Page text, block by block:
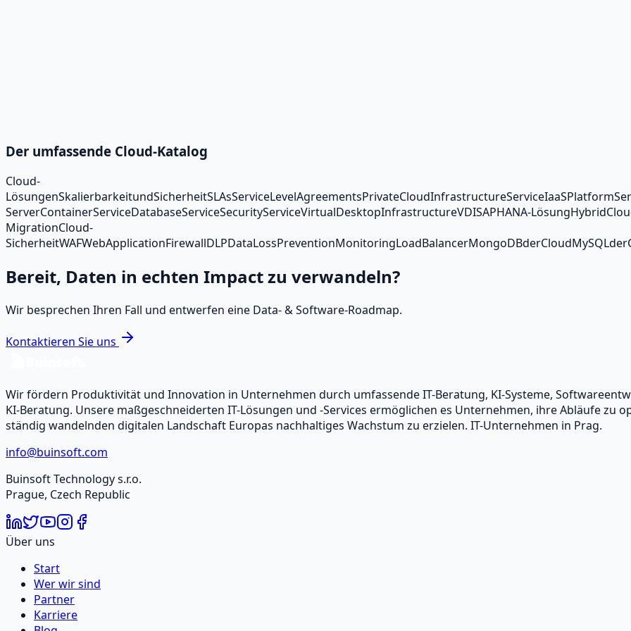
Der umfassende Cloud-Katalog
Cloud-
LösungenSkalierbarkeitundSicherheitSLAsServiceLevelAgreementsPrivateCloudInfrastructureServiceIaaSPlatform
ServerContainerServiceDatabaseServiceSecurityServiceVirtualDesktopInfrastructureVDISAPHANA-LösungHybrid
MigrationCloud-
SicherheitWAFWebApplicationFirewallDLPDataLossPreventionMonitoringLoadBalancerMongoDBderCloudMySQLder
Bereit, Daten in echten Impact zu verwandeln?
Wir besprechen Ihren Fall und entwerfen eine Data‑ & Software‑Roadmap.
Kontaktieren Sie uns
Wir fördern Produktivität und Innovation in Unternehmen durch umfassende IT-Beratung, KI-Systeme,
KI-Beratung. Unsere maßgeschneiderten IT-Lösungen und -Services ermöglichen es Unternehmen, ihre Abläufe zu
ständig wandelnden digitalen Landschaft Europas nachhaltiges Wachstum zu erzielen. IT-Unternehmen in Prag.
info@buinsoft.com
Buinsoft Technology s.r.o.
Prague, Czech Republic
Über uns
Start
Wer wir sind
Partner
Karriere